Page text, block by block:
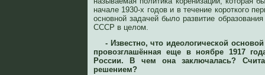
начале 1930-х годов и в течение короткого
основной задачей было развитие
СССР в целом.
- Известно, что идеологической
провозглашённая еще в ноябре 1917
России. В чем она заключалась?
решением?